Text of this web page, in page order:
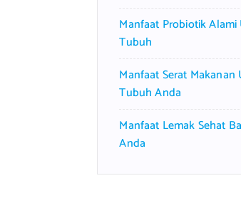
Manfaat Probiotik
Tubuh
Manfaat Serat
Tubuh Anda
Manfaat Lemak Sehat
Anda